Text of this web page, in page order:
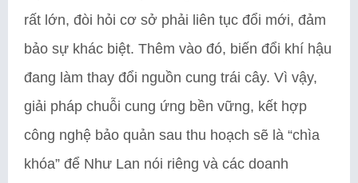
rất lớn, đòi hỏi cơ sở phải liên tục đổi mới, đảm
bảo sự khác biệt. Thêm vào đó, biến đổi khí hậu
đang làm thay đổi nguồn cung trái cây. Vì vậy,
giải pháp chuỗi cung ứng bền vững, kết hợp
công nghệ bảo quản sau thu hoạch sẽ là “chìa
khóa” để Như Lan nói riêng và các doanh